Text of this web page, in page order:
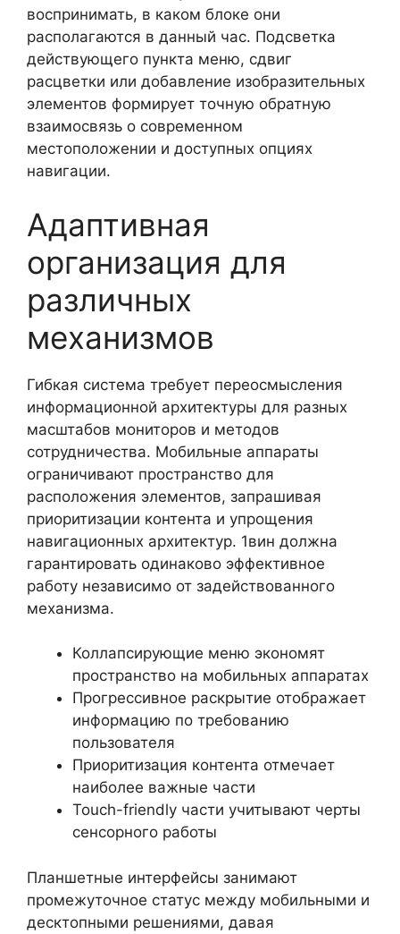
воспринимать, в каком блоке они
располагаются в данный час. Подсветка
действующего пункта меню, сдвиг
расцветки или добавление изобразительных
элементов формирует точную обратную
взаимосвязь о современном
местоположении и доступных опциях
навигации.
Адаптивная
организация для
различных
механизмов
Гибкая система требует переосмысления
информационной архитектуры для разных
масштабов мониторов и методов
сотрудничества. Мобильные аппараты
ограничивают пространство для
расположения элементов, запрашивая
приоритизации контента и упрощения
навигационных архитектур. 1вин должна
гарантировать одинаково эффективное
работу независимо от задействованного
механизма.
Коллапсирующие меню экономят
пространство на мобильных аппаратах
Прогрессивное раскрытие отображает
информацию по требованию
пользователя
Приоритизация контента отмечает
наиболее важные части
Touch-friendly части учитывают черты
сенсорного работы
Планшетные интерфейсы занимают
промежуточное статус между мобильными и
десктопными решениями, давая